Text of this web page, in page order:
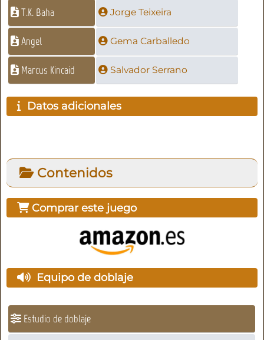
T.K. Baha Jorge Teixeira
Angel Gema Carballedo
Marcus Kincaid Salvador Serrano
Datos adicionales
Contenidos
Comprar este juego
Equipo de doblaje
Estudio de doblaje